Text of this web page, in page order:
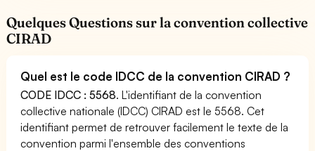
Quelques Questions sur la convention collective
CIRAD
Quel est le code IDCC de la convention CIRAD ?
CODE IDCC : 5568. L'identifiant de la convention
collective nationale (IDCC) CIRAD est le 5568. Cet
identifiant permet de retrouver facilement le texte de la
convention parmi l'ensemble des conventions